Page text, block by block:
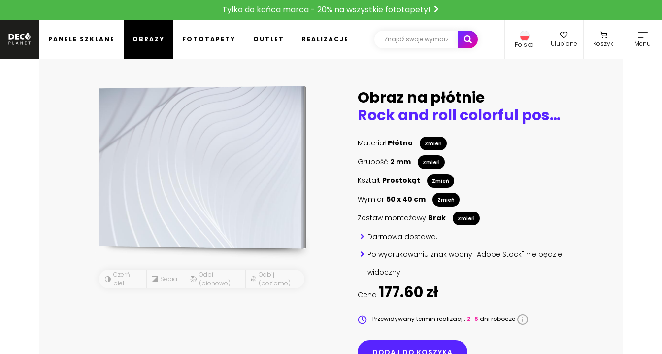
Tylko do końca marca - 20% na wszystkie fototapety!
PANELE SZKLANE OBRAZY FOTOTAPETY OUTLET REALIZACJE
Polska Ulubione Koszyk Menu
Czerń i
biel
Sepia
Odbij
(pionowo)
Odbij
(poziomo)
Obraz na płótnie
Rock and roll colorful posters
Materiał Płótno Zmień
Grubość 2 mm Zmień
Kształt Prostokąt Zmień
Wymiar 50 x 40 cm Zmień
Zestaw montażowy Brak Zmień
Darmowa dostawa.
Po wydrukowaniu znak wodny "Adobe Stock" nie będzie
widoczny.
Cena 177.60 zł
Przewidywany termin realizacji: 2-5 dni robocze
DODAJ DO KOSZYKA